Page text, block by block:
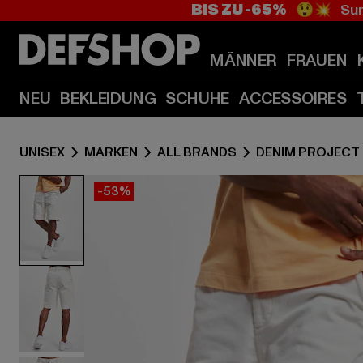
BIS ZU -65% 😲💥
MÄNNER FRAUEN
NEU BEKLEIDUNG SCHUHE ACCESSOIRES
UNISEX MARKEN ALL BRANDS DENIM PROJECT
-53%